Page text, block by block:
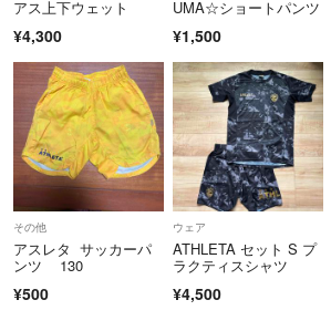
アス上下ウェット
¥4,300
UMA☆ショートパンツ
¥1,500
その他
アスレタ サッカーパ
ンツ 130
¥500
ウェア
ATHLETA セット S プ
ラクティスシャツ
¥4,500